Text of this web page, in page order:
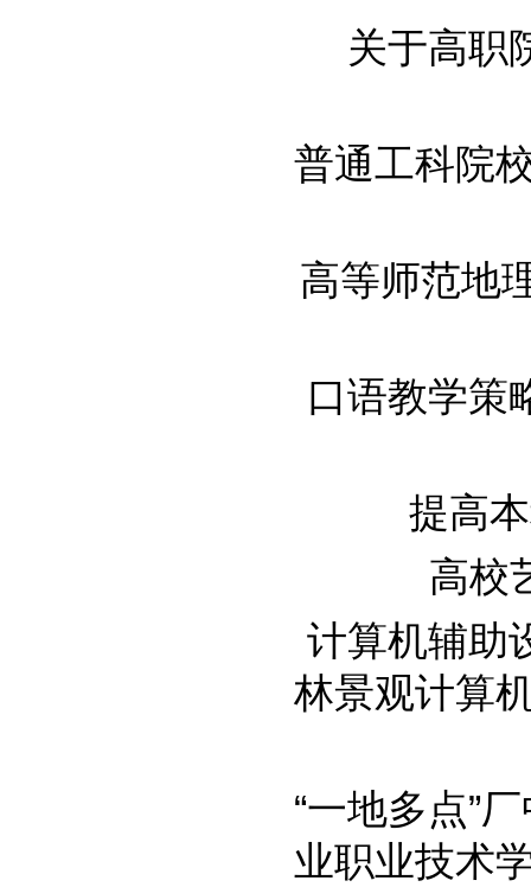
关于高职
普通工科院
高等师范地
口语教学策
提高
高校
计算机辅助
林景观计算
“一地多点”
业职业技术